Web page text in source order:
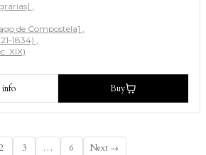
de Compostela]
1834)
XIX)
info Buy
2 3 … 6 Next →